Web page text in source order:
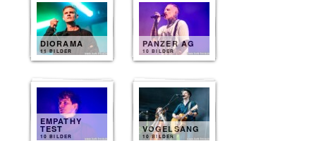
DIORAMA
11 BILDER
PANZER AG
10 BILDER
EMPATHY
TEST
10 BILDER
VOGELSANG
10 BILDER